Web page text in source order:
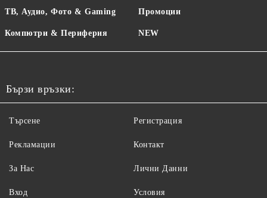
ТВ, Аудио, Фото & Gaming
Компютри & Периферия
Промоции
NEW
Бързи връзки:
Търсене
Рекламации
За Нас
Вход
Регистрация
Контакт
Лични Данни
Условия